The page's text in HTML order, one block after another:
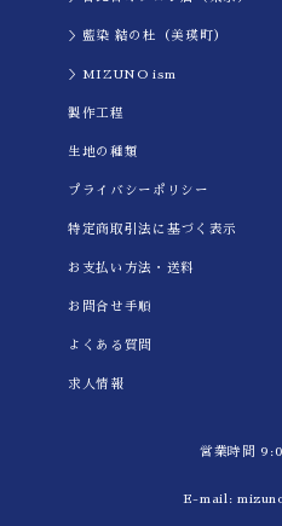
＞藍染 結の杜（美瑛町）
＞MIZUNO ism
製作工程
生地の種類
プライバシーポリシー
特定商取引法に基づく表示
お支払い方法・送料
お問合せ手順
よくある質問
求人情報
営業時間
E-mail: